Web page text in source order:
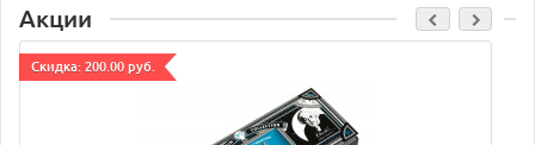
Акции
Cкидка: 200.00 руб.